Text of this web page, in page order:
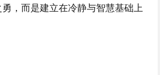
，而是建立在冷静与智慧基础上